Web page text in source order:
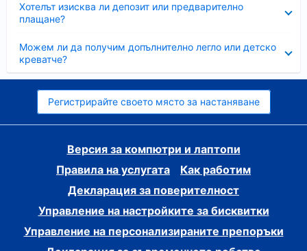
Хотелът изисква ли депозит или предварително
плащане?
Можем ли да получим допълнително легло или детско
креватче?
Регистрирайте своето място за настаняване
Версия за компютри и лаптопи
Правила на услугата
Как работим
Декларация за поверителност
Управление на настройките за бисквитки
Управление на персонализираните препоръки